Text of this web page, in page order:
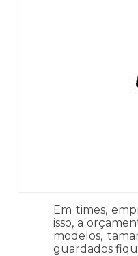
Em times,
isso, a
modelos,
guardados